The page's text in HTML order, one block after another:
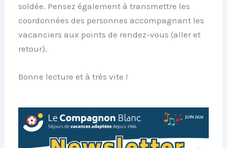
soldée. Pensez également à transmettre les
coordonnées des personnes accompagnant les
vacanciers aux points de rendez-vous (aller et
retour).
Bonne lecture et à très vite !